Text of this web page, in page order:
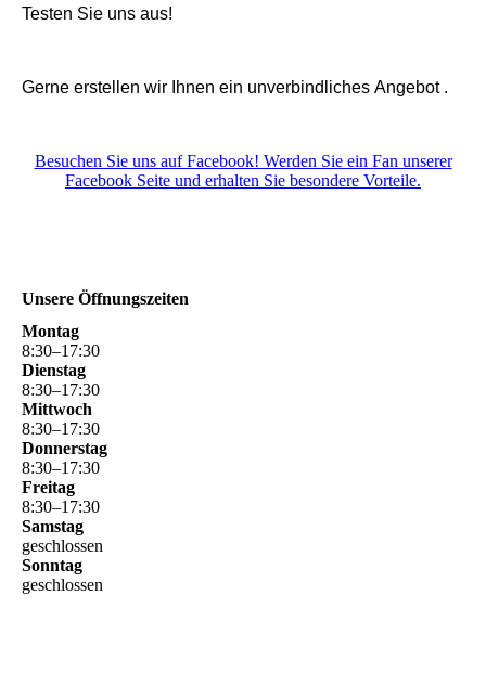
Testen Sie uns aus!
Gerne erstellen wir Ihnen ein unverbindliches Angebot .
Besuchen Sie uns auf Facebook! Werden Sie ein Fan unserer
Facebook Seite und erhalten Sie besondere Vorteile.
Unsere Öffnungszeiten
Montag
8:30–17:30
Dienstag
8:30–17:30
Mittwoch
8:30–17:30
Donnerstag
8:30–17:30
Freitag
8:30–17:30
Samstag
geschlossen
Sonntag
geschlossen